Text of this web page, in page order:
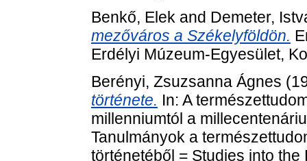
Benkő, Elek and Demeter,
mezőváros a Székelyföldön.
Erdélyi Múzeum-Egyesület,
Berényi, Zsuzsanna Ágnes
története. In: A
millenniumtól a
Tanulmányok a
történetéből = Studies into